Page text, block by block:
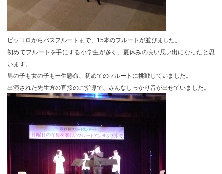
ピッコロからバスフルートまで、15本のフルートが並びました。
初めてフルートを手にする小学生が多く、夏休みの良い思い出になったと思
います。
男の子も女の子も一生懸命、初めてのフルートに挑戦していました。
出演された先生方の直接のご指導で、みんなしっかり音が出せていました。